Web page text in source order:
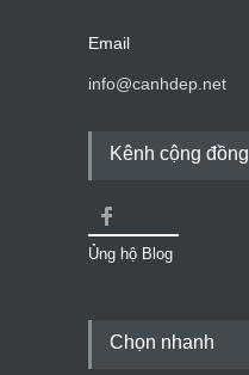
Email
info@canhdep.net
Kênh cộng đồng
Ủng hộ Blog
Chọn nhanh